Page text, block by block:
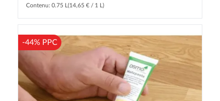
Contenu: 0.75 L (14,65 € / 1 L)
-44% PPC